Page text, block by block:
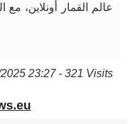
عالم القمار أونلاين،
23:27 - 321 Visits